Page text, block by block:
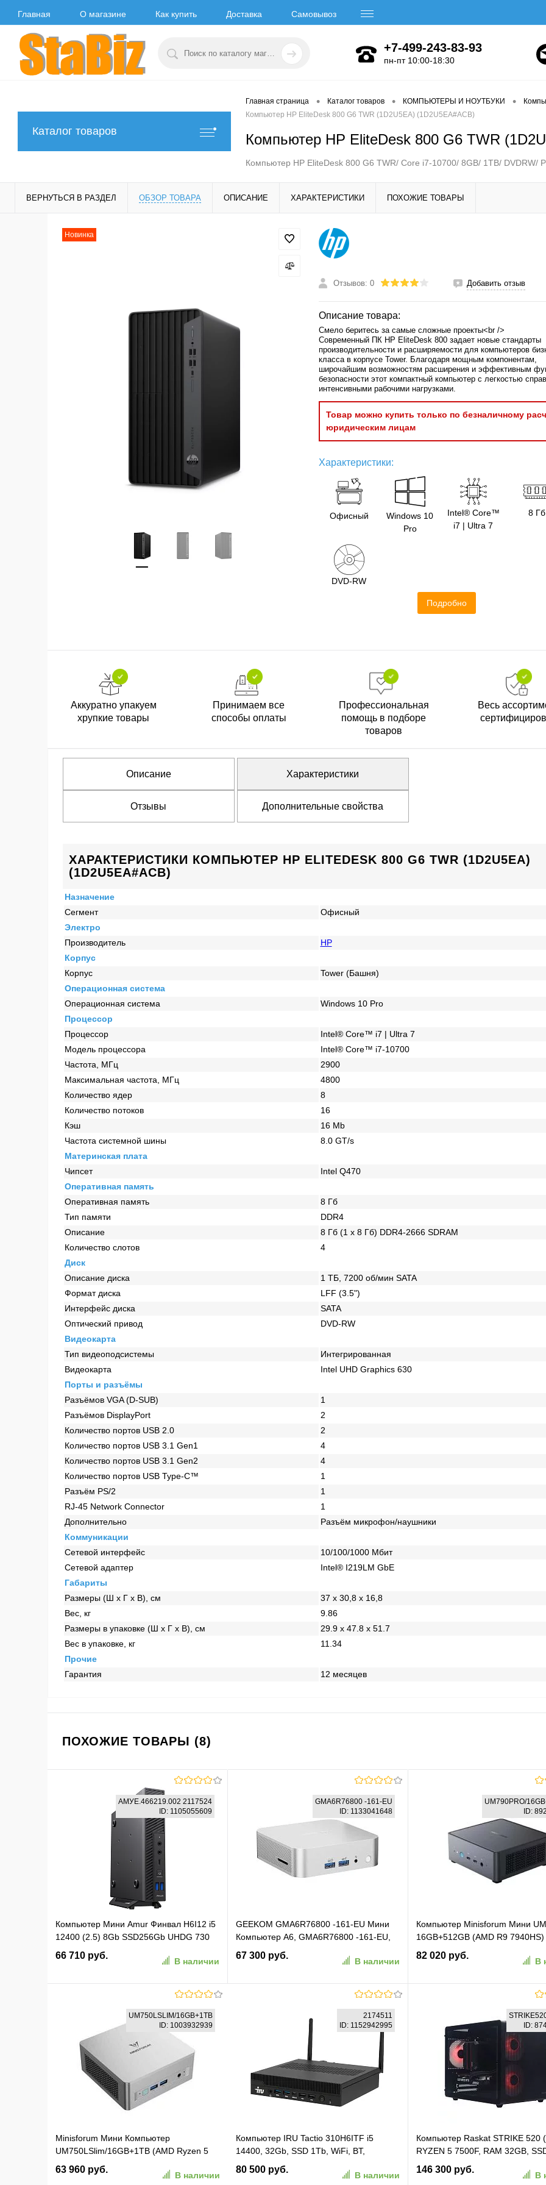
Главная О магазине Как купить Доставка Самовывоз
+7-499-243-83-93
пн-пт 10:00-18:30
Каталог товаров
Главная страница • Каталог товаров • КОМПЬЮТЕРЫ И НОУТБУКИ •
Компьютер HP EliteDesk 800 G6 TWR (1D2U5EA) (1D2U5EA#ACB)
Компьютер HP EliteDesk 800 G6 TWR
Компьютер HP EliteDesk 800 G6 TWR/ Core i7-10700/ 8GB/ 1TB/ DVDRW/
ВЕРНУТЬСЯ В РАЗДЕЛ ОБЗОР ТОВАРА ОПИСАНИЕ ХАРАКТЕРИСТИКИ ПОХОЖИЕ ТОВАРЫ
Новинка
Отзывов: 0 Добавить отзыв
Описание товара:
Смело беритесь за самые сложные проекты<br />
Современный ПК HP EliteDesk 800 задает новые стандарты
производительности и расширяемости для компьютеров
класса в корпусе Tower. Благодаря мощным компонентам,
широчайшим возможностям расширения и эффективным
безопасности этот компактный компьютер с легкостью
интенсивными рабочими нагрузками.
Товар можно купить только по безналичному
юридическим лицам
Характеристики:
Офисный
Windows 10
Pro
Intel® Core™
i7 | Ultra 7
8 Гб
DVD-RW
Подробно
Аккуратно упакуем
хрупкие товары
Принимаем все
способы оплаты
Профессиональная
помощь в подборе
товаров
Весь
Описание Характеристики
Отзывы Дополнительные свойства
ХАРАКТЕРИСТИКИ КОМПЬЮТЕР HP ELITEDESK 800 G6 TWR (1D2U5EA)
(1D2U5EA#ACB)
Назначение
Сегмент
Офисный
Электро
Производитель
HP
Корпус
Корпус
Tower (Башня)
Операционная система
Операционная система
Windows 10 Pro
Процессор
Процессор
Intel® Core™ i7 | Ultra 7
Модель процессора
Intel® Core™ i7-10700
Частота, МГц
2900
Максимальная частота, МГц
4800
Количество ядер
8
Количество потоков
16
Кэш
16 Mb
Частота системной шины
8.0 GT/s
Материнская плата
Чипсет
Intel Q470
Оперативная память
Оперативная память
8 Гб
Тип памяти
DDR4
Описание
8 Гб (1 x 8 Гб) DDR4-2666 SDRAM
Количество слотов
4
Диск
Описание диска
1 TБ, 7200 об/мин SATA
Формат диска
LFF (3.5")
Интерфейс диска
SATA
Оптический привод
DVD-RW
Видеокарта
Тип видеоподсистемы
Интегрированная
Видеокарта
Intel UHD Graphics 630
Порты и разъёмы
Разъёмов VGA (D-SUB)
1
Разъёмов DisplayPort
2
Количество портов USB 2.0
2
Количество портов USB 3.1 Gen1
4
Количество портов USB 3.1 Gen2
4
Количество портов USB Type-C™
1
Разъём PS/2
1
RJ-45 Network Connector
1
Дополнительно
Разъём микрофон/наушники
Коммуникации
Сетевой интерфейс
10/100/1000 Mбит
Сетевой адаптер
Intel® I219LM GbE
Габариты
Размеры (Ш x Г x В), см
37 x 30,8 x 16,8
Вес, кг
9.86
Размеры в упаковке (Ш x Г x В), см
29.9 x 47.8 x 51.7
Вес в упаковке, кг
11.34
Прочие
Гарантия
12 месяцев
ПОХОЖИЕ ТОВАРЫ (8)
АМУЕ.466219.002 2117524
ID: 1105055609
Компьютер Мини Amur Финвал H6I12 i5
12400 (2.5) 8Gb SSD256Gb UHDG 730
FreeDOS GbitEth WiFi BT 120W черный
(RUS) (2117524) (АМУЕ.466219.002
66 710 руб.
В наличии
В корзину
В избранное К сравнению
GMA6R76800 -161-EU
ID: 1133041648
GEEKOM GMA6R76800 -161-EU Мини
Компьютер A6, GMA6R76800 -161-EU,
AMD Ryzen 7 6800, 16GB+1TB, WIN11
67 300 руб.
В наличии
К сравнению
UM790PRO/
ID:
Компьютер Minisforum Мини
16GB+512GB (AMD R9 7940HS)
16GB+512GB, AMD
Pro (UM790PRO/16GB+512GB)
82 020 руб.
В
В корзину
В избранное К
UM750LSLIM/16GB+1TB
ID: 1003932939
Minisforum Мини Компьютер
UM750LSlim/16GB+1TB (AMD Ryzen 5
7545U) 16GB+1TB, AMD Radeon, Win11
63 960 руб.
В наличии
2174511
ID: 1152942995
Компьютер IRU Tactio 310H6ITF i5
14400, 32Gb, SSD 1Tb, WiFi, BT,
Win11Pro, 90W черный (RUS) (2174511)
80 500 руб.
В наличии
ID:
Компьютер Raskat STRIKE 520
RYZEN 5 7500F, RAM 32GB,
NVIDIA RTX 5060 8GB, noOS,
(STRIKE520211457)
146 300 руб.
В